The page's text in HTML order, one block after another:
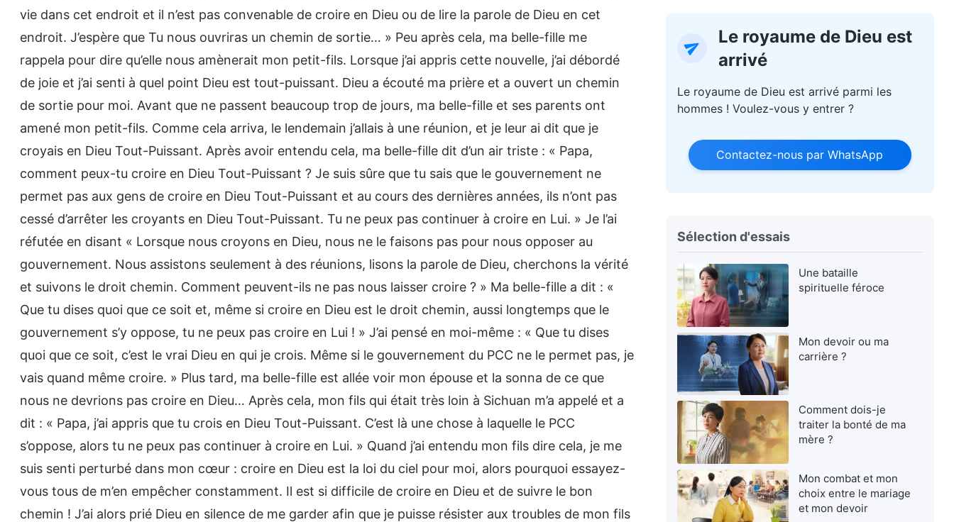
vie dans cet endroit et il n’est pas convenable de croire en Dieu ou de lire la parole de Dieu en cet
endroit. J’espère que Tu nous ouvriras un chemin de sortie… » Peu après cela, ma belle-fille me
rappela pour dire qu’elle nous amènerait mon petit-fils. Lorsque j’ai appris cette nouvelle, j’ai débordé
de joie et j’ai senti à quel point Dieu est tout-puissant. Dieu a écouté ma prière et a ouvert un chemin
de sortie pour moi. Avant que ne passent beaucoup trop de jours, ma belle-fille et ses parents ont
amené mon petit-fils. Comme cela arriva, le lendemain j’allais à une réunion, et je leur ai dit que je
croyais en Dieu Tout-Puissant. Après avoir entendu cela, ma belle-fille dit d’un air triste : « Papa,
comment peux-tu croire en Dieu Tout-Puissant ? Je suis sûre que tu sais que le gouvernement ne
permet pas aux gens de croire en Dieu Tout-Puissant et au cours des dernières années, ils n’ont pas
cessé d’arrêter les croyants en Dieu Tout-Puissant. Tu ne peux pas continuer à croire en Lui. » Je l’ai
réfutée en disant « Lorsque nous croyons en Dieu, nous ne le faisons pas pour nous opposer au
gouvernement. Nous assistons seulement à des réunions, lisons la parole de Dieu, cherchons la vérité
et suivons le droit chemin. Comment peuvent-ils ne pas nous laisser croire ? » Ma belle-fille a dit : «
Que tu dises quoi que ce soit et, même si croire en Dieu est le droit chemin, aussi longtemps que le
gouvernement s’y oppose, tu ne peux pas croire en Lui ! » J’ai pensé en moi-même : « Que tu dises
quoi que ce soit, c’est le vrai Dieu en qui je crois. Même si le gouvernement du PCC ne le permet pas, je
vais quand même croire. » Plus tard, ma belle-fille est allée voir mon épouse et la sonna de ce que
nous ne devrions pas croire en Dieu… Après cela, mon fils qui était très loin à Sichuan m’a appelé et a
dit : « Papa, j’ai appris que tu crois en Dieu Tout-Puissant. C’est là une chose à laquelle le PCC
s’oppose, alors tu ne peux pas continuer à croire en Lui. » Quand j’ai entendu mon fils dire cela, je me
suis senti perturbé dans mon cœur : croire en Dieu est la loi du ciel pour moi, alors pourquoi essayez-
vous tous de m’en empêcher constamment. Il est si difficile de croire en Dieu et de suivre le bon
chemin ! J’ai alors prié Dieu en silence de me garder afin que je puisse résister aux troubles de mon fils
Le royaume de Dieu est
arrivé
Le royaume de Dieu est arrivé parmi les
hommes ! Voulez-vous y entrer ?
Contactez-nous par WhatsApp
Sélection d'essais
Une bataille
spirituelle féroce
Mon devoir ou ma
carrière ?
Comment dois-je
traiter la bonté de ma
mère ?
Mon combat et mon
choix entre le mariage
et mon devoir